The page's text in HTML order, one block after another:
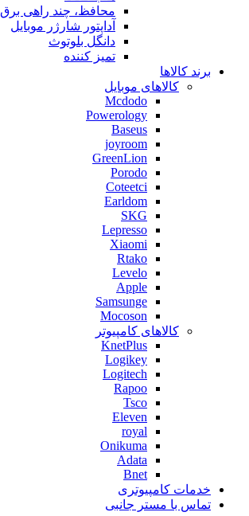
محافظ، چند راهی برق
آداپتور شارژر موبایل
دانگل بلوتوث
تمیز کننده
برند کالاها
کالاهای موبایل
Mcdodo
Powerology
Baseus
joyroom
GreenLion
Porodo
Coteetci
Earldom
SKG
Lepresso
Xiaomi
Rtako
Levelo
Apple
Samsunge
Mocoson
کالاهای کامپیوتر
KnetPlus
Logikey
Logitech
Rapoo
Tsco
Eleven
royal
Onikuma
Adata
Bnet
خدمات کامپیوتری
تماس با مستر جانبی